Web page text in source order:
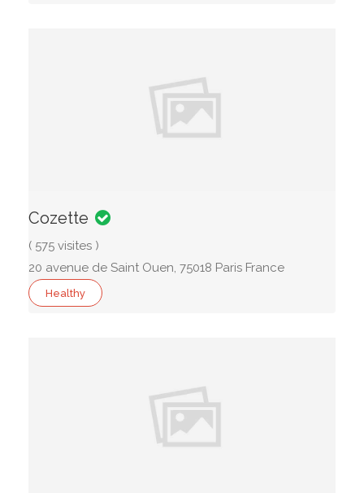
Cozette
( 575 visites )
20 avenue de Saint Ouen, 75018 Paris France
Healthy